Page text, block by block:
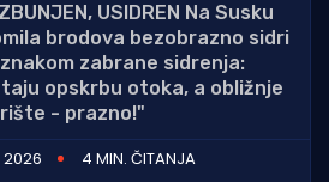
USIDREN Na Susku
brodova bezobrazno sidri
zabrane sidrenja:
opskrbu otoka, a obližnje
- prazno!"
4 MIN. ČITANJA